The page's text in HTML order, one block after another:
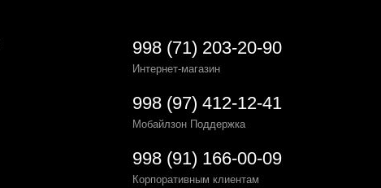
998 (71) 203-20-90
Интернет-магазин
998 (97) 412-12-41
Мобайлзон Поддержка
998 (91) 166-00-09
Корпоративным клиентам